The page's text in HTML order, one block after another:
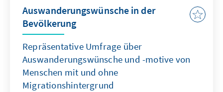
Auswanderungswünsche in der
Bevölkerung
Repräsentative Umfrage über
Auswanderungswünsche und -motive von
Menschen mit und ohne
Migrationshintergrund